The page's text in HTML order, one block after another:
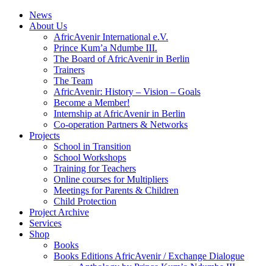
News
About Us
AfricAvenir International e.V.
Prince Kum’a Ndumbe III.
The Board of AfricAvenir in Berlin
Trainers
The Team
AfricAvenir: History – Vision – Goals
Become a Member!
Internship at AfricAvenir in Berlin
Co-operation Partners & Networks
Projects
School in Transition
School Workshops
Training for Teachers
Online courses for Multipliers
Meetings for Parents & Children
Child Protection
Project Archive
Services
Shop
Books
Books Editions AfricAvenir / Exchange Dialogue